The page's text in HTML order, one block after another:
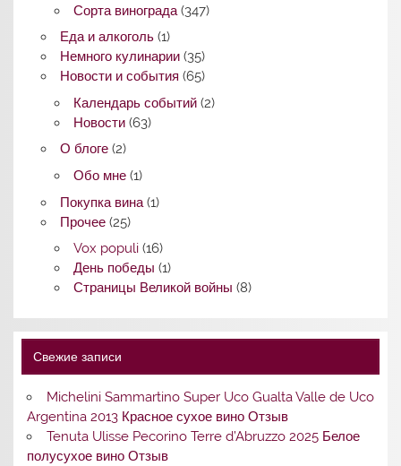
Сорта винограда(347)
Еда и алкоголь(1)
Немного кулинарии(35)
Новости и события (65)
Календарь событий(2)
Новости(63)
О блоге(2)
Обо мне(1)
Покупка вина(1)
Прочее(25)
Vox populi(16)
День победы (1)
Страницы Великой войны (8)
Свежие записи
Michelini Sammartino Super Uco Gualta Valle de Uco
Argentina 2013 Красное сухое вино Отзыв
Tenuta Ulisse Pecorino Terre d’Abruzzo 2025 Белое
полусухое вино Отзыв